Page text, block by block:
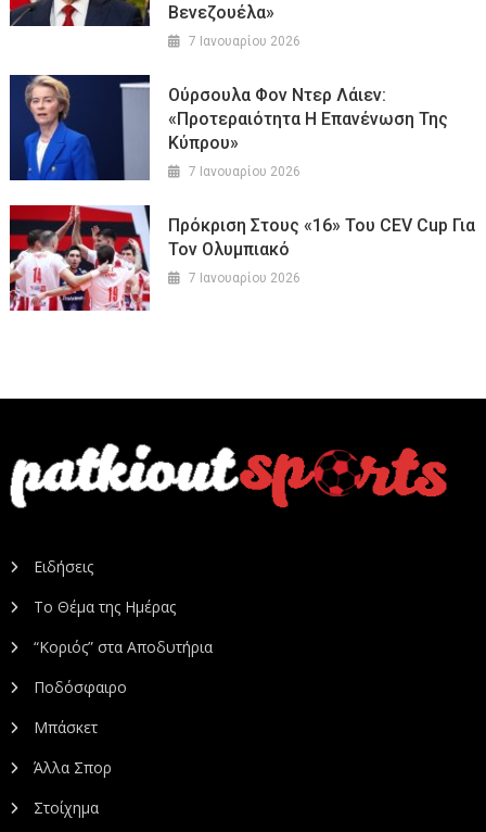
Βενεζουέλα»
7 Ιανουαρίου 2026
Ούρσουλα Φον Ντερ Λάιεν:
«Προτεραιότητα Η Επανένωση Της
Κύπρου»
7 Ιανουαρίου 2026
Πρόκριση Στους «16» Του CEV Cup Για
Τον Ολυμπιακό
7 Ιανουαρίου 2026
Ειδήσεις
Το Θέμα της Ημέρας
“Κοριός” στα Αποδυτήρια
Ποδόσφαιρο
Μπάσκετ
Άλλα Σπορ
Στοίχημα